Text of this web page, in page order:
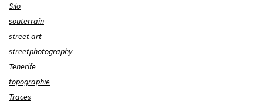
Silo
souterrain
street art
streetphotography
Tenerife
topographie
Traces